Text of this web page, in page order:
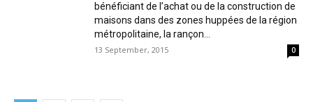
bénéficiant de l’achat ou de la construction de
maisons dans des zones huppées de la région
métropolitaine, la rançon...
13 September, 2015 0